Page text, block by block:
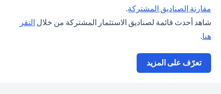
مقارنة الصناديق المشتركة(opens in a new tab).
شاهد أحدث قائمة لصناديق الاستثمار المشتركة من خلال النقر
هنا(opens in a new tab).
تعرّف على المزيد